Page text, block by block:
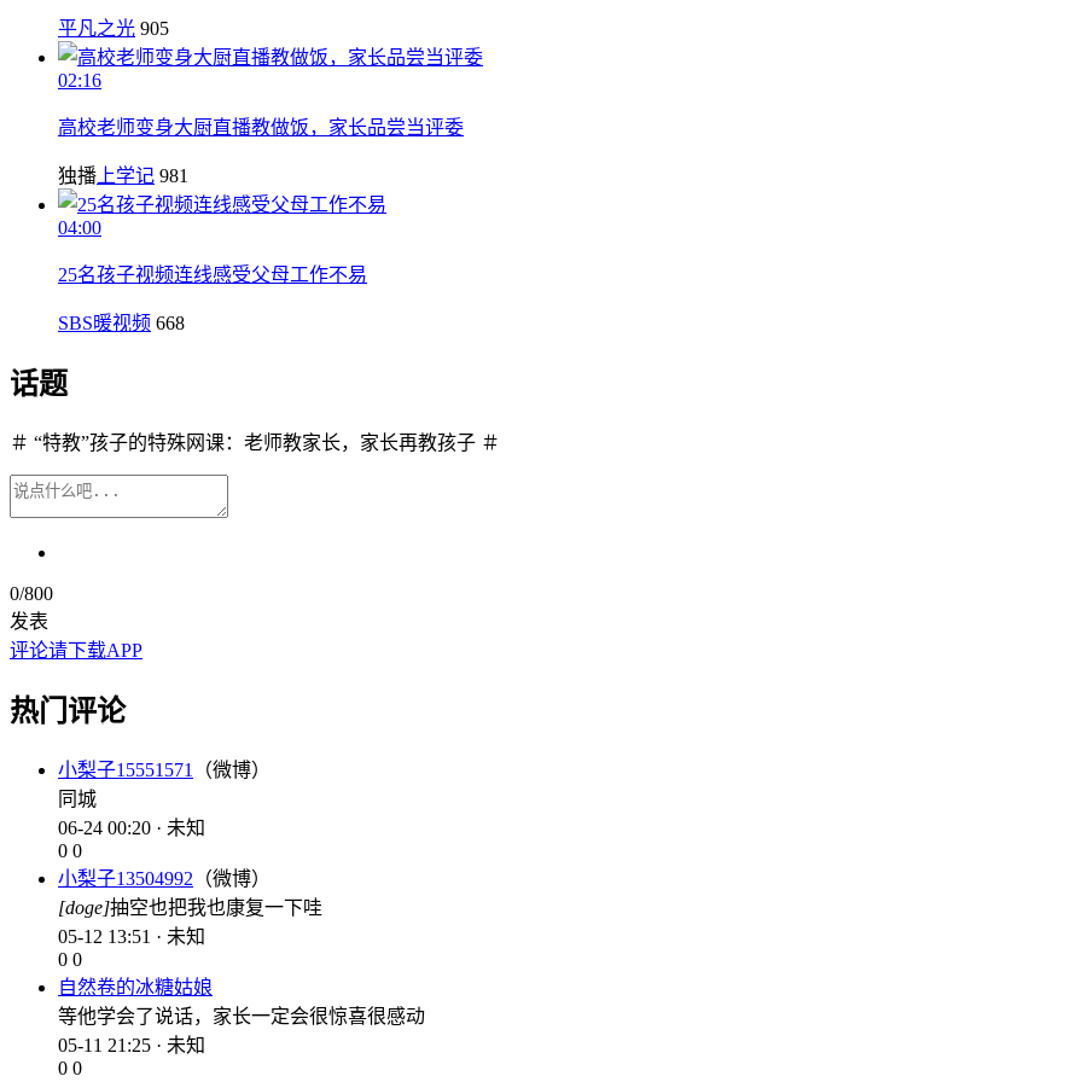
平凡之光 905
02:16
高校老师变身大厨直播教做饭，家长品尝当评委
独播 上学记 981
04:00
25名孩子视频连线感受父母工作不易
SBS暖视频 668
话题
＃ “特教”孩子的特殊网课：老师教家长，家长再教孩子 ＃
0/800
发表
评论请下载APP
热门评论
小梨子15551571
（微博）
同城
06-24 00:20 · 未知
0 0
小梨子13504992 （微博）
[doge]抽空也把我也康复一下哇
05-12 13:51 · 未知
0 0
自然卷的冰糖姑娘
等他学会了说话，家长一定会很惊喜很感动
05-11 21:25 · 未知
0 0